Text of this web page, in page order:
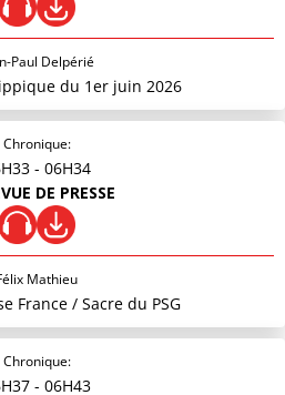
Paul Delpérié
du 1er juin 2026
Chronique:
- 06H34
DE PRESSE
Mathieu
France / Sacre du PSG
Chronique:
- 06H43